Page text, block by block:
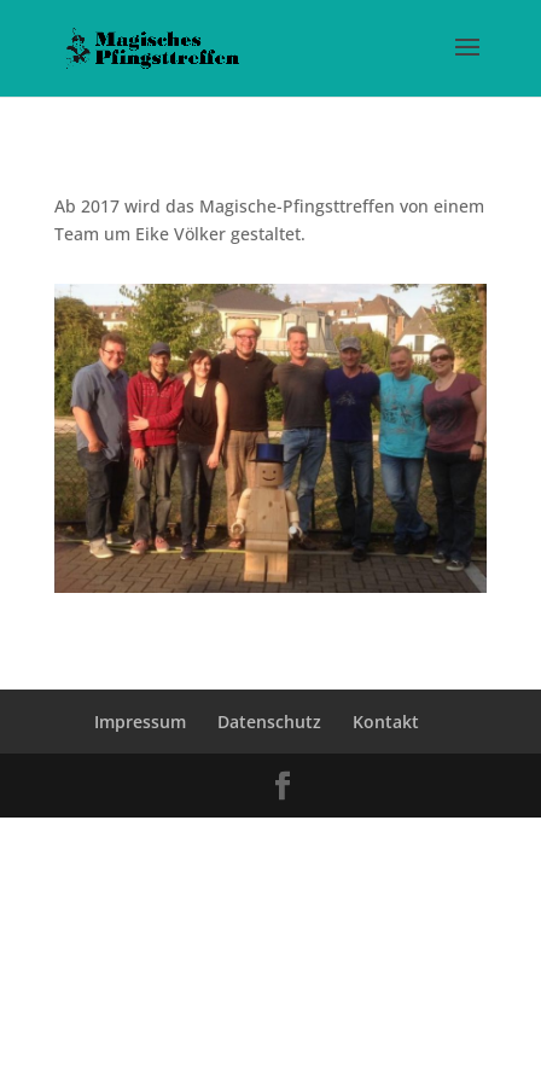
Ab 2017 wird das Magische-Pfingsttreffen von einem
Team um Eike Völker gestaltet.
Impressum Datenschutz Kontakt